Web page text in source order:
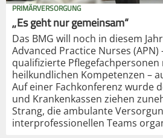
PRIMÄRVERSORGUNG
„Es geht nur gemeinsam“
Das BMG will noch in diesem
Advanced Practice Nurses (APN)
qualifizierte
heilkundlichen Kompetenzen –
Auf einer Fachkonferenz wurde
und Krankenkassen ziehen
Strang, die ambulante
interprofessionellen Teams